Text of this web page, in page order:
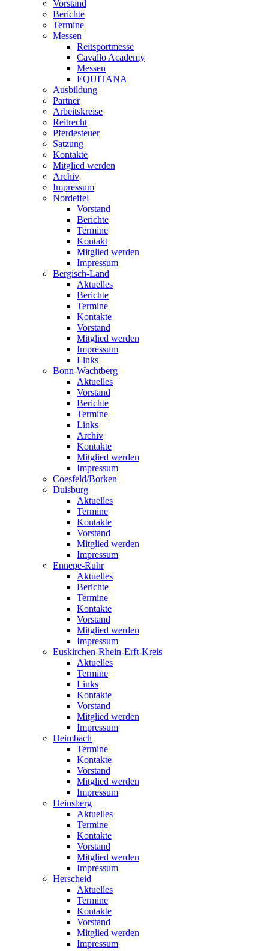
Vorstand
Berichte
Termine
Messen
Reitsportmesse
Cavallo Academy
Messen
EQUITANA
Ausbildung
Partner
Arbeitskreise
Reitrecht
Pferdesteuer
Satzung
Kontakte
Mitglied werden
Archiv
Impressum
Nordeifel
Vorstand
Berichte
Termine
Kontakt
Mitglied werden
Impressum
Bergisch-Land
Aktuelles
Berichte
Termine
Kontakte
Vorstand
Mitglied werden
Impressum
Links
Bonn-Wachtberg
Aktuelles
Vorstand
Berichte
Termine
Links
Archiv
Kontakte
Mitglied werden
Impressum
Coesfeld/Borken
Duisburg
Aktuelles
Termine
Kontakte
Vorstand
Mitglied werden
Impressum
Ennepe-Ruhr
Aktuelles
Berichte
Termine
Kontakte
Vorstand
Mitglied werden
Impressum
Euskirchen-Rhein-Erft-Kreis
Aktuelles
Termine
Links
Kontakte
Vorstand
Mitglied werden
Impressum
Heimbach
Termine
Kontakte
Vorstand
Mitglied werden
Impressum
Heinsberg
Aktuelles
Termine
Kontakte
Vorstand
Mitglied werden
Impressum
Herscheid
Aktuelles
Termine
Kontakte
Vorstand
Mitglied werden
Impressum